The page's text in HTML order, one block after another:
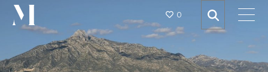
0